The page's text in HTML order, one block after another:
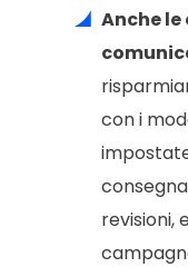
Anche
con i
revisioni,